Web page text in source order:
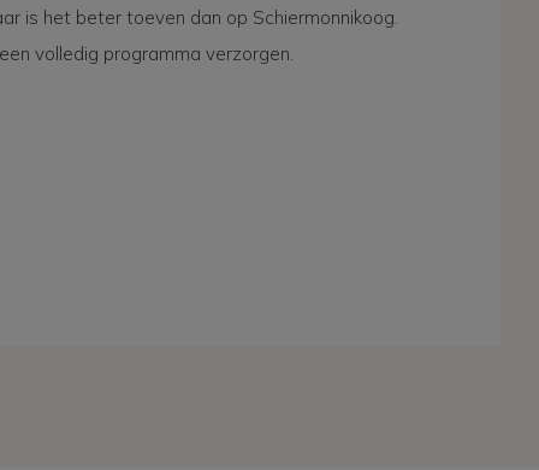
is het beter toeven dan op Schiermonnikoog.
volledig programma verzorgen.